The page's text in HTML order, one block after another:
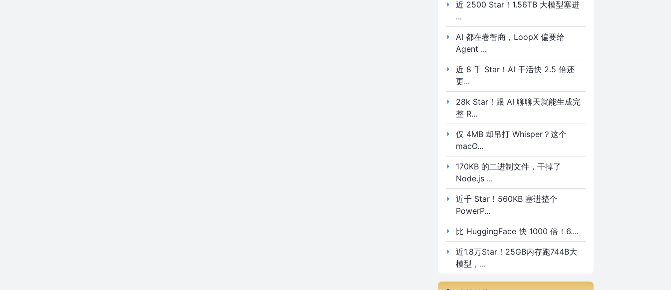
近 2500 Star！1.56TB 大模型塞进
...
AI 都在卷智商，LoopX 偏要给
Agent ...
近 8 千 Star！AI 干活快 2.5 倍还
更...
28k Star！跟 AI 聊聊天就能生成完
整 R...
仅 4MB 却吊打 Whisper？这个
macO...
170KB 的二进制文件，干掉了
Node.js ...
近千 Star！560KB 塞进整个
PowerP...
比 HuggingFace 快 1000 倍！6....
近1.8万Star！25GB内存跑744B大
模型，...